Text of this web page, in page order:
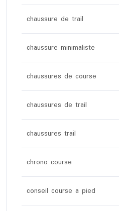
chaussure de trail
chaussure minimaliste
chaussures de course
chaussures de trail
chaussures trail
chrono course
conseil course a pied